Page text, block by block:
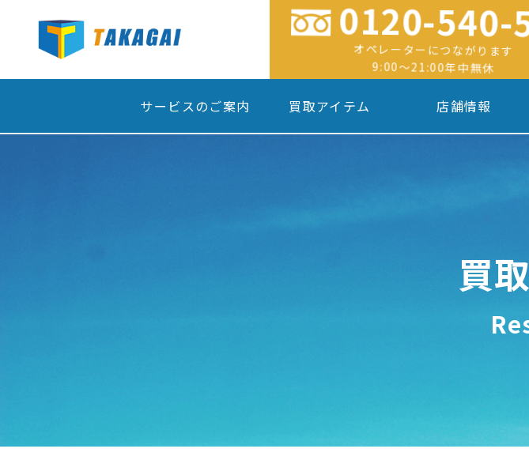
0120-540-
オペレーターにつながります
9:00〜21:00年中無休
サービスのご案内 買取アイテム 店舗情報
買